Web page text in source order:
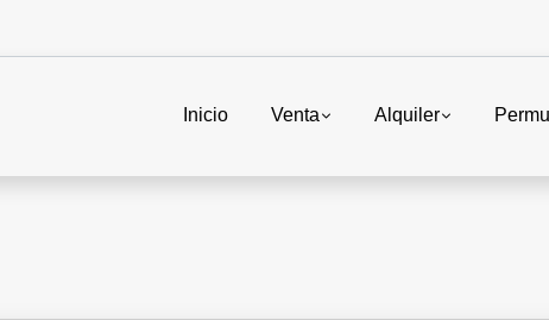
Inicio Venta Alquiler